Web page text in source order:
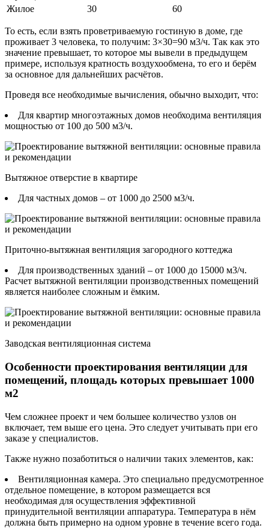
Жилое
30 60
То есть, если взять проветриваемую гостиную в доме, где
проживает 3 человека, то получим: 3×30=90 м3/ч. Так как это
значение превышает, то которое мы вывели в предыдущем
примере, используя кратность воздухообмена, то его и берём
за основное для дальнейших расчётов.
Проведя все необходимые вычисления, обычно выходит, что:
Для квартир многоэтажных домов необходима вентиляция
мощностью от 100 до 500 м3/ч.
Вытяжное отверстие в квартире
Для частных домов – от 1000 до 2500 м3/ч.
Приточно-вытяжная вентиляция загородного коттеджа
Для производственных зданий – от 1000 до 15000 м3/ч.
Расчет вытяжной вентиляции производственных помещений
является наиболее сложным и ёмким.
Заводская вентиляционная система
Особенности проектирования вентиляции для
помещений, площадь которых превышает 1000
м2
Чем сложнее проект и чем большее количество узлов он
включает, тем выше его цена. Это следует учитывать при его
заказе у специалистов.
Также нужно позаботиться о наличии таких элементов, как:
Вентиляционная камера. Это специально предусмотренное
отдельное помещение, в котором размещается вся
необходимая для осуществления эффективной
принудительной вентиляции аппаратура. Температура в нём
должна быть примерно на одном уровне в течение всего года.